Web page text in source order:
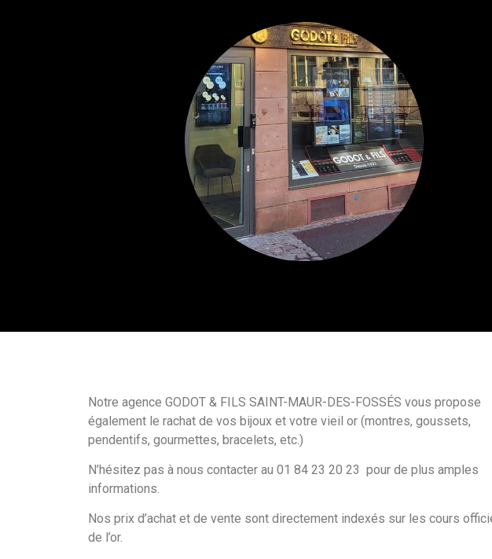
Notre agence GODOT & FILS SAINT-MAUR-DES-FOSSÉS vous propose
également le rachat de vos bijoux et votre vieil or (montres, goussets,
pendentifs, gourmettes, bracelets, etc.)
N’hésitez pas à nous contacter au 01 84 23 20 23 pour de plus amples
informations.
Nos prix d’achat et de vente sont directement indexés sur les cours
de l’or.